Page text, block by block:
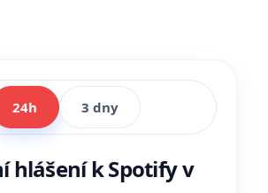
24h 3 dny
hlášení k Spotify v